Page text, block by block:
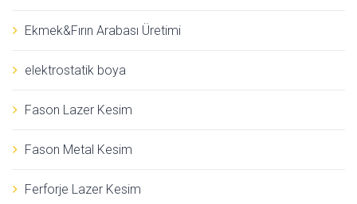
Ekmek&Fırın Arabası Üretimi
elektrostatik boya
Fason Lazer Kesim
Fason Metal Kesim
Ferforje Lazer Kesim